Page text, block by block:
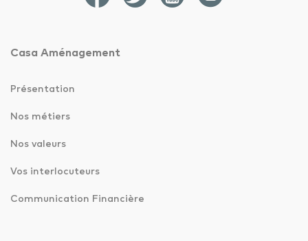
Casa Aménagement
Présentation
Nos métiers
Nos valeurs
Vos interlocuteurs
Communication Financière